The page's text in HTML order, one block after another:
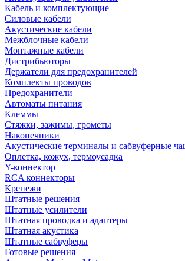
Кабель и комплектующие
Силовые кабели
Акустические кабели
Межблочные кабели
Монтажные кабели
Дистрибьюторы
Держатели для предохранителей
Комплекты проводов
Предохранители
Автоматы питания
Клеммы
Стяжки, зажимы, грометы
Наконечники
Акустические терминалы и сабвуферные
Оплетка, кожух, термоусадка
Y-коннектор
RCA коннекторы
Крепежи
Штатные решения
Штатные усилители
Штатная проводка и адаптеры
Штатная акустика
Штатные сабвуферы
Готовые решения